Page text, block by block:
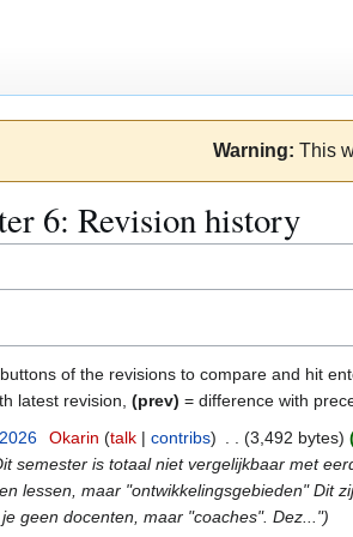
Warning: This
6: Revision history
of the revisions to compare and hit
latest revision, (prev) = difference with
Okarin talk contribs 3,492 bytes
semester is totaal niet vergelijkbaar met
lessen, maar "ontwikkelingsgebieden" Dit
geen docenten, maar "coaches". Dez..."